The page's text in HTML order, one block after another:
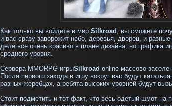
Как только вы войдете в мир Silkroad
, вы сможете
и вас сразу заворожит небо, деревья, дворец, и
деле все очень красиво в плане дизайна, но графика
среднего уровня.
Сервера MMORPG игрыSilkroad online массово
После первого захода в игру вокруг вас будут
разных жеребцах, а ребята высоких уровней будут
Стоит подметить и тот факт, что весь одетый шмот на